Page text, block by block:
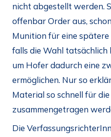
nicht abgestellt werden.
offenbar Order aus,
Munition für eine
falls die Wahl tatsächlich
um Hofer dadurch eine
ermöglichen. Nur so
Material so schnell für
zusammengetragen
Die